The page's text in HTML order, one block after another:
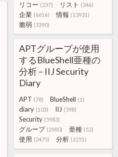
リコー (237) リスト (346)
企業 (6616) 情報 (13931)
脆弱 (3390)
APTグループが使用
するBlueShell亜種の
分析 – IIJ Security
Diary
APT (78) BlueShell (1)
diary (103) IIJ (598)
Security (5983)
グループ (2980) 亜種 (52)
使用 (2475) 分析 (2251)